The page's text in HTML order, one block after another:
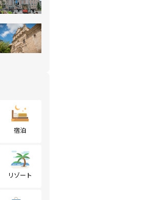
宿泊
リゾート